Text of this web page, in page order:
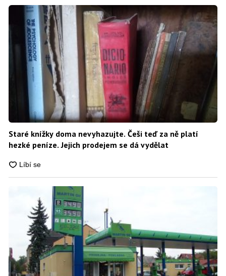
Staré knížky doma nevyhazujte. Češi teď za ně platí
hezké peníze. Jejich prodejem se dá vydělat